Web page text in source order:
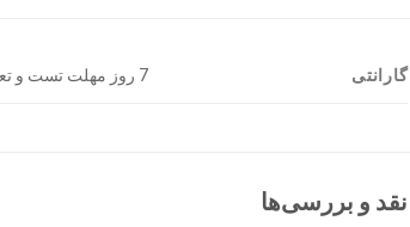
گارانتی 7 روز مهلت تست و تعویض ضمانت اصالت و سلامت کالا
نقد و بررسی‌ها